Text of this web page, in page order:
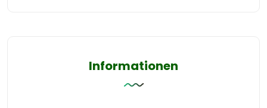
Informationen